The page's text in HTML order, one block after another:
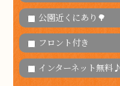
公園近くにあり🌳
フロント付き
インターネット無料♪